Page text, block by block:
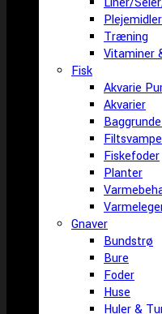
Træning
Vitaminer
Fisk
Akvarie
Akvarier
Fiskefoder
Planter
Gnaver
Bundstrø
Bure
Foder
Huse
Huler &